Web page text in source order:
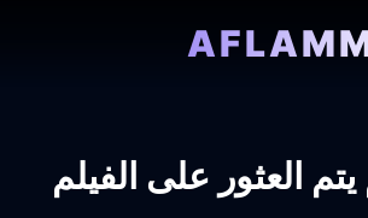
العثور على الفيلم